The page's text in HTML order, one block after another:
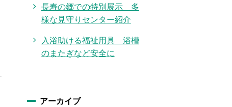
長寿の郷での特別展示 多
様な見守りセンター紹介
入浴助ける福祉用具 浴槽
のまたぎなど安全に
アーカイブ